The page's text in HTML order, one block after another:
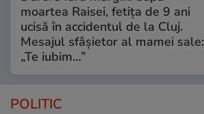
moartea Raisei, fetița de 9 ani
ucisă în accidentul de la Cluj.
Mesajul sfâșietor al mamei sale:
„Te iubim…”
POLITIC